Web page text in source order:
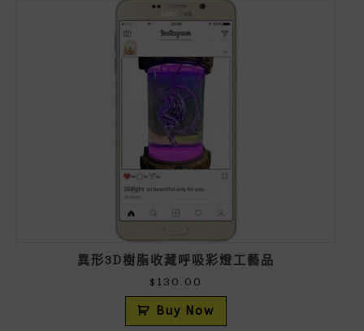
異形3D樹脂收藏呼吸彩燈工藝品
$ 130.00
Buy Now